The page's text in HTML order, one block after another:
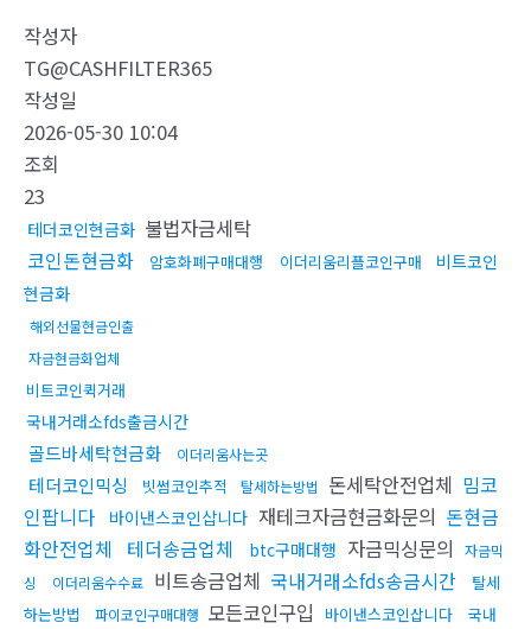
작성자
TG@CASHFILTER365
작성일
2026-05-30 10:04
조회
23
테더코인현금화 불법자금세탁
코인돈현금화
암호화폐구매대행 이더리움리플코인구매
비트코인
현금화
해외선물현금인출
자금현금화업체
비트코인퀵거래
국내거래소fds출금시간
골드바세탁현금화 이더리움사는곳
테더코인믹싱 빗썸코인추적 탈세하는방법 돈세탁안전업체 밈코
인팝니다
바이낸스코인삽니다 재테크자금현금화문의 돈현금
화안전업체
테더송금업체 btc구매대행 자금믹싱문의
자금믹
싱
이더리움수수료 비트송금업체 국내거래소fds송금시간
탈세
하는방법
파이코인구매대행 모든코인구입 바이낸스코인삽니다
국내